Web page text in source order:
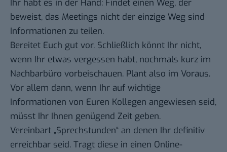
Ihr habt es in der Hand: Findet einen Weg, der
beweist, das Meetings nicht der einzige Weg sind
Informationen zu teilen.
Bereitet Euch gut vor. Schließlich könnt Ihr nicht,
wenn Ihr etwas vergessen habt, nochmals kurz im
Nachbarbüro vorbeischauen. Plant also im Voraus.
Vor allem dann, wenn Ihr auf wichtige
Informationen von Euren Kollegen angewiesen seid,
müsst Ihr Ihnen genügend Zeit geben.
Vereinbart „Sprechstunden“ an denen Ihr definitiv
erreichbar seid. Tragt diese in einen Online-